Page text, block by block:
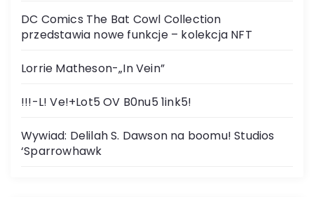
DC Comics The Bat Cowl Collection
przedstawia nowe funkcje – kolekcja NFT
Lorrie Matheson-„In Vein”
!!!-L! Ve!+Lot5 OV B0nu5 1ink5!
Wywiad: Delilah S. Dawson na boomu! Studios
‘Sparrowhawk